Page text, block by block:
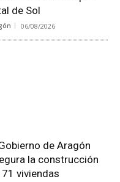
de Sol
06/08/2026
de Aragón
la construcción
71 viviendas